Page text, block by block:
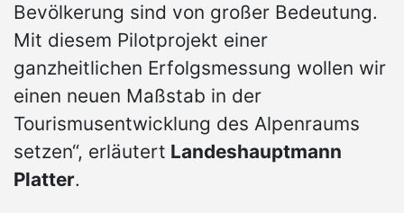
Bevölkerung sind von großer Bedeutung.
Mit diesem Pilotprojekt einer
ganzheitlichen Erfolgsmessung wollen wir
einen neuen Maßstab in der
Tourismusentwicklung des Alpenraums
setzen“, erläutert Landeshauptmann
Platter.